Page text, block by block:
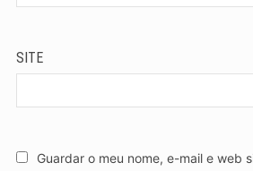
SITE
Guardar o meu nome, e-mail e web